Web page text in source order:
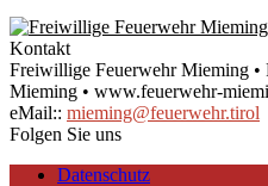
Kontakt
Freiwillige Feuerwehr Mieming •
Mieming • www.feuerwehr-
eMail:: mieming@feuerwehr.tirol
Folgen Sie uns
Datenschutz